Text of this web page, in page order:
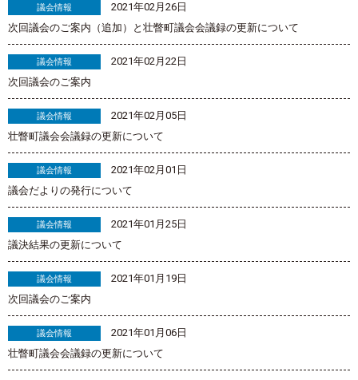
議会情報
2021年02月26日
次回議会のご案内（追加）と壮瞥町議会会議録の更新について
議会情報
2021年02月22日
次回議会のご案内
議会情報
2021年02月05日
壮瞥町議会会議録の更新について
議会情報
2021年02月01日
議会だよりの発行について
議会情報
2021年01月25日
議決結果の更新について
議会情報
2021年01月19日
次回議会のご案内
議会情報
2021年01月06日
壮瞥町議会会議録の更新について